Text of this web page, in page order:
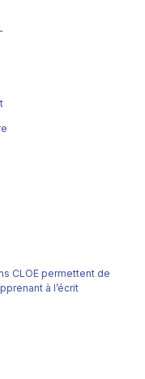
CLOE permettent de
à l’écrit